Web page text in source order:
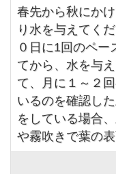
春先から秋にか
り水を与えてく
０日に1回のペー
てから、水を与
て、月に１～２
いるのを確認し
をしている場合
や霧吹きで葉の